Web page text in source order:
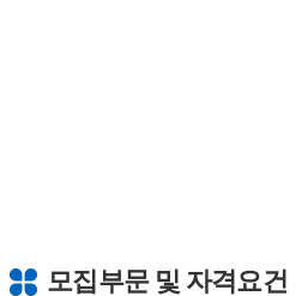
모집부문 및 자격요건